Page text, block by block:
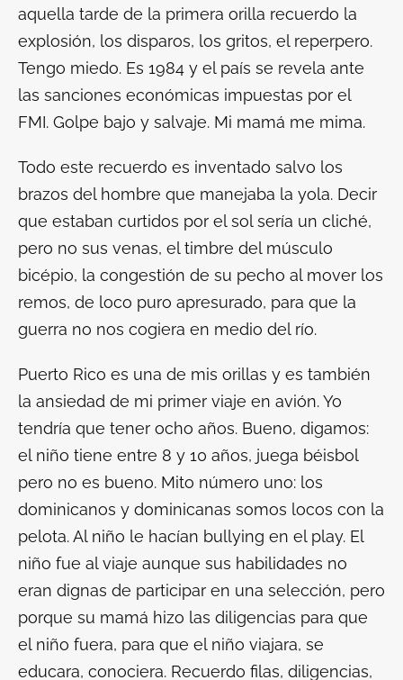
aquella tarde de la primera orilla recuerdo la
explosión, los disparos, los gritos, el reperpero.
Tengo miedo. Es 1984 y el país se revela ante
las sanciones económicas impuestas por el
FMI. Golpe bajo y salvaje. Mi mamá me mima.
Todo este recuerdo es inventado salvo los
brazos del hombre que manejaba la yola. Decir
que estaban curtidos por el sol sería un cliché,
pero no sus venas, el timbre del músculo
bicépio, la congestión de su pecho al mover los
remos, de loco puro apresurado, para que la
guerra no nos cogiera en medio del río.
Puerto Rico es una de mis orillas y es también
la ansiedad de mi primer viaje en avión. Yo
tendría que tener ocho años. Bueno, digamos:
el niño tiene entre 8 y 10 años, juega béisbol
pero no es bueno. Mito número uno: los
dominicanos y dominicanas somos locos con la
pelota. Al niño le hacían bullying en el play. El
niño fue al viaje aunque sus habilidades no
eran dignas de participar en una selección, pero
porque su mamá hizo las diligencias para que
el niño fuera, para que el niño viajara, se
educara, conociera. Recuerdo filas, diligencias,